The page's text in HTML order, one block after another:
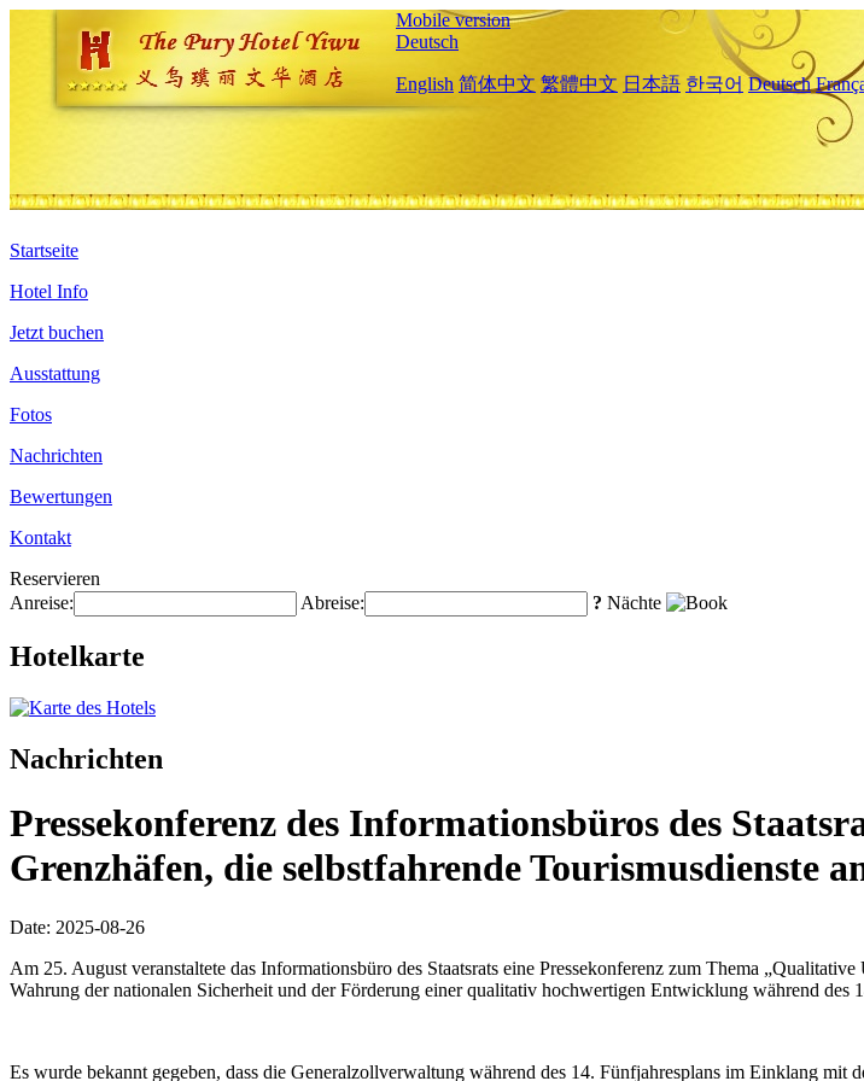
Mobile version
Deutsch
English 简体中文 繁體中文 日本語 한국어 Deutsch
Startseite
Hotel Info
Jetzt buchen
Ausstattung
Fotos
Nachrichten
Bewertungen
Kontakt
Reservieren
Anreise:
Abreise: ? Nächte
Hotelkarte
Nachrichten
Pressekonferenz des Informationsbüros des
Grenzhäfen, die selbstfahrende Tourismusdienste
Date: 2025-08-26
Am 25. August veranstaltete das Informationsbüro des Staatsrats eine Pressekonferenz zum Thema
Wahrung der nationalen Sicherheit und der Förderung einer qualitativ hochwertigen Entwicklung während des
Es wurde bekannt gegeben, dass die Generalzollverwaltung während des 14. Fünfjahresplans im Einklang